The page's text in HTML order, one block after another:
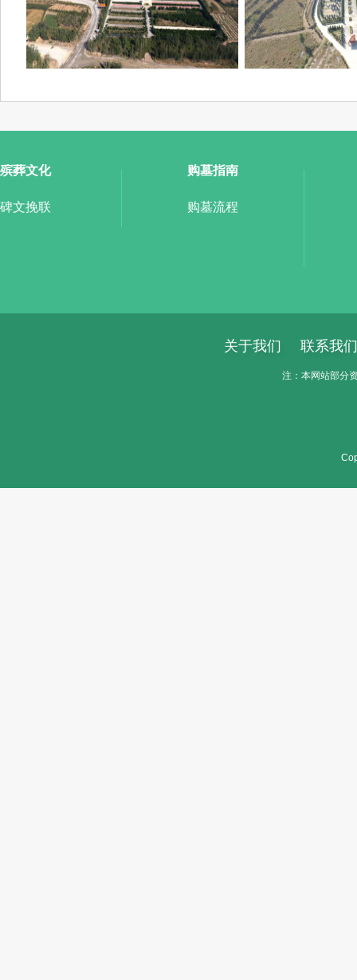
殡葬文化
碑文挽联
购墓指南
购墓流程
关于我们 联系我们
注：本网站部分